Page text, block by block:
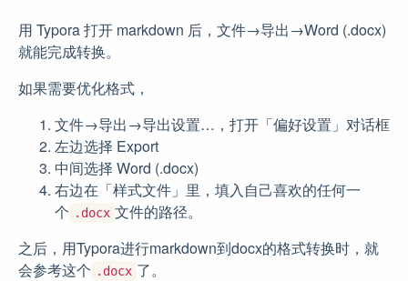
用 Typora 打开 markdown 后，文件→导出→Word (.docx)
就能完成转换。
如果需要优化格式，
文件→导出→导出设置…，打开「偏好设置」对话框
左边选择 Export
中间选择 Word (.docx)
右边在「样式文件」里，填入自己喜欢的任何一
个 .docx 文件的路径。
之后，用Typora进行markdown到docx的格式转换时，就
会参考这个 .docx 了。